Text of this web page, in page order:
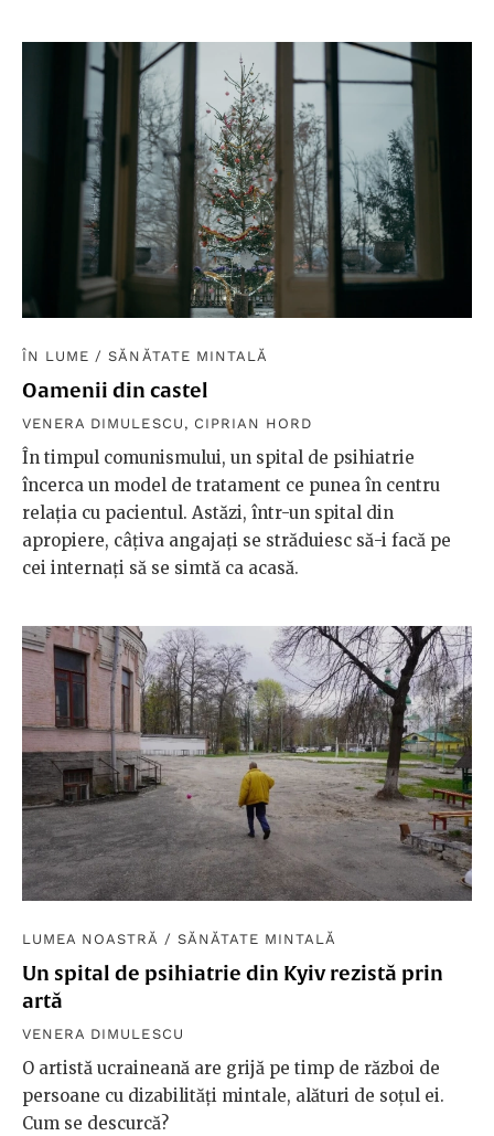
ÎN LUME /SĂNĂTATE MINTALĂ
Oamenii din castel
VENERA DIMULESCU , CIPRIAN HORD
În timpul comunismului, un spital de psihiatrie
încerca un model de tratament ce punea în centru
relația cu pacientul. Astăzi, într-un spital din
apropiere, câțiva angajați se străduiesc să-i facă pe
cei internați să se simtă ca acasă.
LUMEA NOASTRĂ / SĂNĂTATE MINTALĂ
Un spital de psihiatrie din Kyiv rezistă prin
artă
VENERA DIMULESCU
O artistă ucraineană are grijă pe timp de război de
persoane cu dizabilități mintale, alături de soțul ei.
Cum se descurcă?